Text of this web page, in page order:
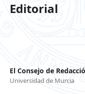
Editorial
El Consejo de
Universidad de Murcia